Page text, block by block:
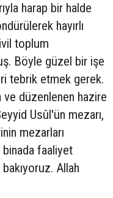
harap bir halde
hayırlı
toplum
Böyle güzel bir işe
tebrik etmek gerek.
ve düzenlenen hazire
Usûl'ün mezarı,
mezarları
faaliyet
Allah